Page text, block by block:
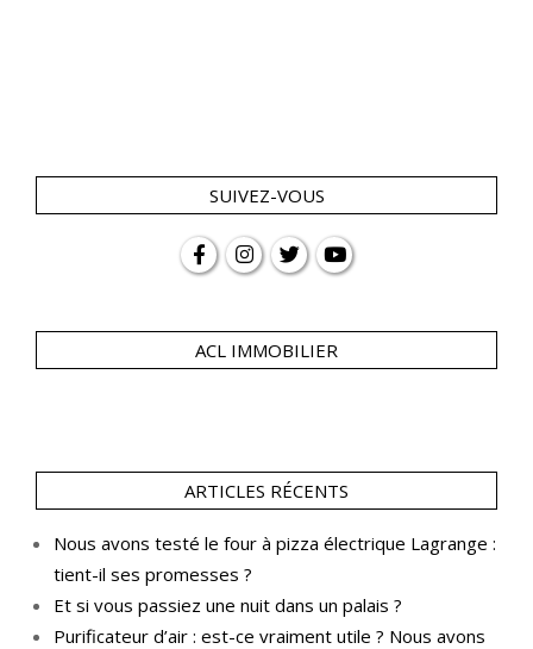
SUIVEZ-VOUS
ACL IMMOBILIER
ARTICLES RÉCENTS
Nous avons testé le four à pizza électrique Lagrange :
tient-il ses promesses ?
Et si vous passiez une nuit dans un palais ?
Purificateur d’air : est-ce vraiment utile ? Nous avons